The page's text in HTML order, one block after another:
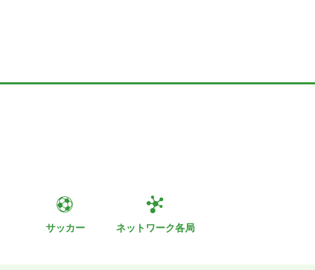
サッカー ネットワーク各局